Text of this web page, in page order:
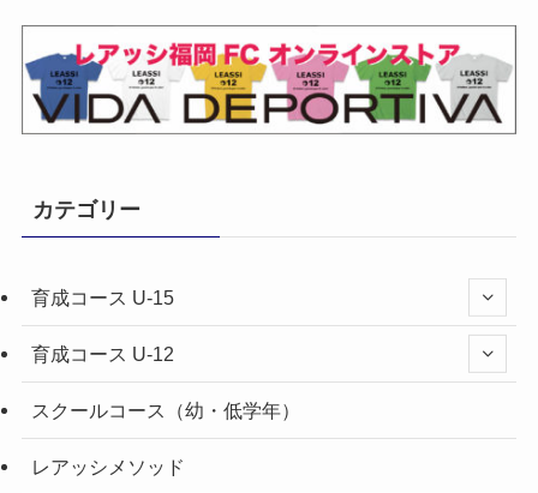
カテゴリー
育成コース U-15
育成コース U-12
スクールコース（幼・低学年）
レアッシメソッド